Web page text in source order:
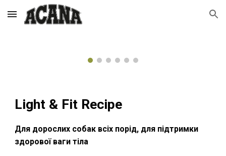
Skip to main content Skip to navigation
Light & Fit Recipe
Для дорослих собак всіх порід, для підтримки
здорової ваги тіла